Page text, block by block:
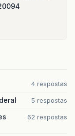
4
4 respostas
5 respostas
62 respostas